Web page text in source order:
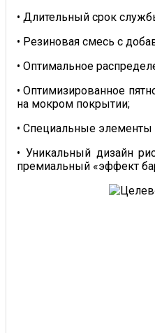
• Длительный срок
• Резиновая смесь с
• Оптимальное
• Оптимизированное
на мокром покрытии;
• Специальные элементы
• Уникальный дизайн
премиальный «эффект